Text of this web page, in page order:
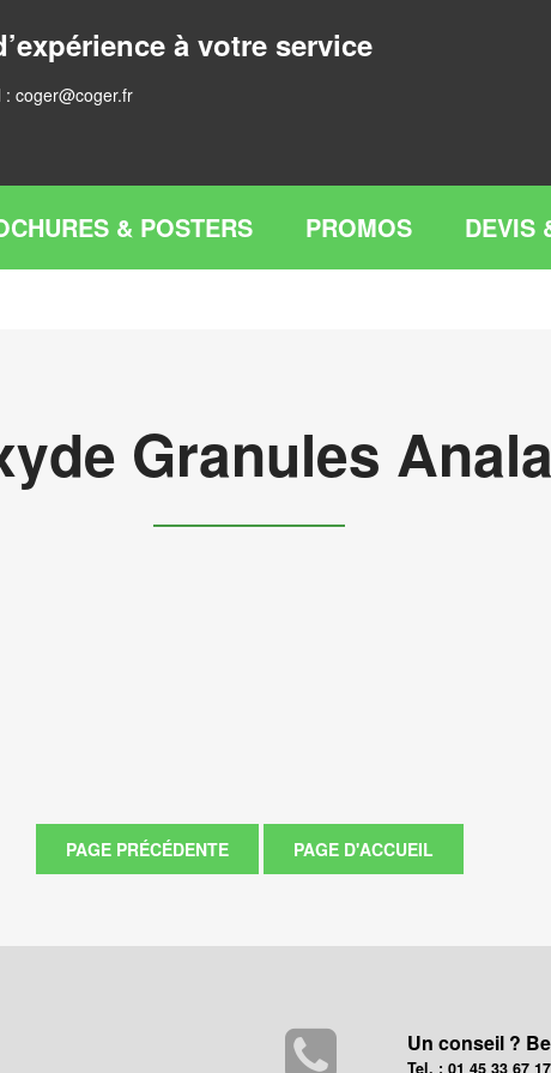
à votre service
: coger@coger.fr
& POSTERS PROMOS DEVIS
Granules
Un conseil ?
Tel. : 01 45 33 67